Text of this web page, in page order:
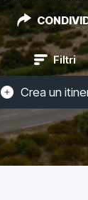
Filtri
Crea un